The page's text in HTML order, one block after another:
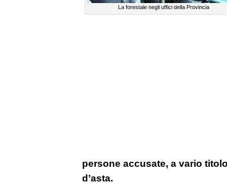
La forestale negli uffici della Provincia
persone accusate, a vario
d’asta.